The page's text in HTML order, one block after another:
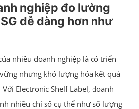
nghiệp đo lường
dễ dàng hơn như
nhiều doanh nghiệp là có triển
nhưng khó lượng hóa kết quả
Electronic Shelf Label, doanh
nhiều chỉ số cụ thể như số lượng